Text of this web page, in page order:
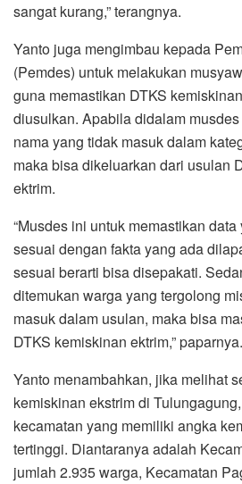
sangat kurang,” terangnya.
Yanto juga mengimbau kepada
(Pemdes) untuk melakukan
guna memastikan DTKS
diusulkan. Apabila didalam
nama yang tidak masuk dalam
maka bisa dikeluarkan dari usulan
ektrim.
“Musdes ini untuk memastikan
sesuai dengan fakta yang ada
sesuai berarti bisa disepakati.
ditemukan warga yang tergolong
masuk dalam usulan, maka bisa
DTKS kemiskinan ektrim,” paparnya.
Yanto menambahkan, jika melihat
kemiskinan ekstrim di
kecamatan yang memiliki angka
tertinggi. Diantaranya adalah
jumlah 2.935 warga, Kecamatan